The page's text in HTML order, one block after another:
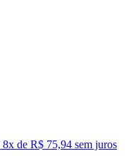
8x de R$ 75,94 sem juros